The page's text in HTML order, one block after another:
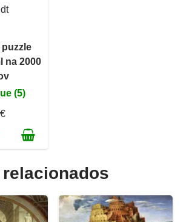
na 2000
(5)